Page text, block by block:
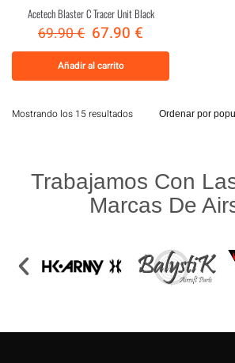
Acetech Blaster C Tracer Unit Black
69.90€ 67.90 €
Añadir al carrito
Mostrando los 15 resultados
Trabajamos Con
Marcas De